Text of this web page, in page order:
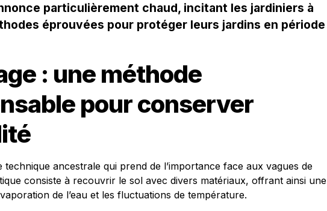
particulièrement chaud, incitant les jardiniers à
éprouvées pour protéger leurs jardins en période
: une méthode
pour conserver
technique ancestrale qui prend de l’importance face aux vagues de
consiste à recouvrir le sol avec divers matériaux, offrant ainsi une
de l’eau et les fluctuations de température.